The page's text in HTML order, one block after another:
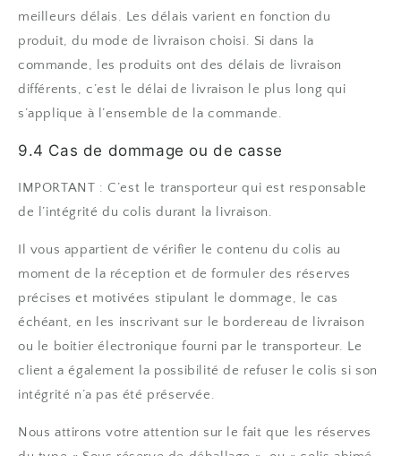
meilleurs délais. Les délais varient en fonction du
produit, du mode de livraison choisi. Si dans la
commande, les produits ont des délais de livraison
différents, c’est le délai de livraison le plus long qui
s’applique à l’ensemble de la commande.
9.4 Cas de dommage ou de casse
IMPORTANT : C’est le transporteur qui est responsable
de l’intégrité du colis durant la livraison.
Il vous appartient de vérifier le contenu du colis au
moment de la réception et de formuler des réserves
précises et motivées stipulant le dommage, le cas
échéant, en les inscrivant sur le bordereau de livraison
ou le boitier électronique fourni par le transporteur. Le
client a également la possibilité de refuser le colis si son
intégrité n’a pas été préservée.
Nous attirons votre attention sur le fait que les réserves